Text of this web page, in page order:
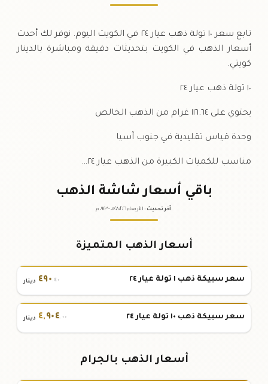
تابع سعر ١٠ تولة ذهب عيار ٢٤ في الكويت اليوم. نوفر لك أحدث
أسعار الذهب في الكويت بتحديثات دقيقة ومباشرة بالدينار
كويتي.
١٠ تولة ذهب عيار ٢٤
يحتوي على ١١٦.٦٤ غرام من الذهب الخالص
وحدة قياس تقليدية في جنوب آسيا
مناسب للكميات الكبيرة من الذهب عيار ٢٤…
باقي أسعار شاشة الذهب
آخر تحديث : الأربعاء ٠٥ /٠٨/٢٠٢٦ - ٠٩:٢٣م
أسعار الذهب المتميزة
سعر سبيكة ذهب ١ تولة عيار ٢٤ ٤٩٠.٤٠ دينار
سعر سبيكة ذهب ١٠ تولة عيار ٢٤ ٤,٩٠٤.٠٠ دينار
أسعار الذهب بالجرام